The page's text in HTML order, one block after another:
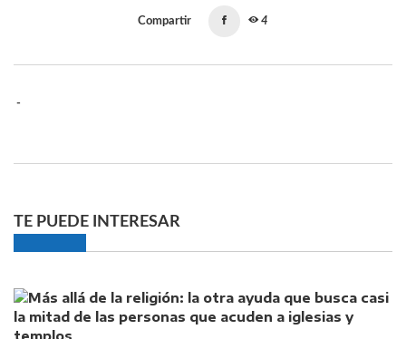
Compartir 4
-
TE PUEDE INTERESAR